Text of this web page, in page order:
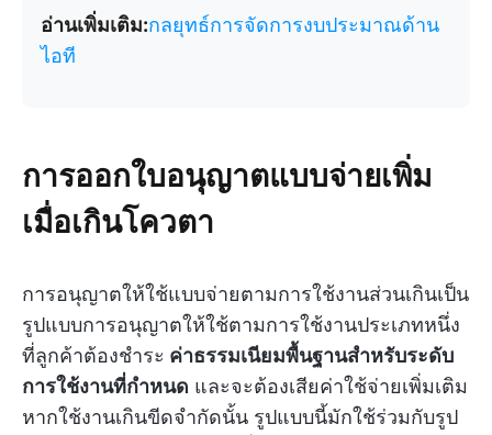
อ่านเพิ่มเติม:กลยุทธ์การจัดการงบประมาณด้าน
ไอที
การออกใบอนุญาตแบบจ่ายเพิ่ม
เมื่อเกินโควตา
การอนุญาตให้ใช้แบบจ่ายตามการใช้งานส่วนเกินเป็น
รูปแบบการอนุญาตให้ใช้ตามการใช้งานประเภทหนึ่ง
ที่ลูกค้าต้องชำระ ค่าธรรมเนียมพื้นฐานสำหรับระดับ
การใช้งานที่กำหนด และจะต้องเสียค่าใช้จ่ายเพิ่มเติม
หากใช้งานเกินขีดจำกัดนั้น รูปแบบนี้มักใช้ร่วมกับรูป